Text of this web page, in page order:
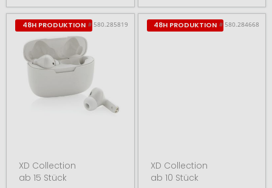
48H PRODUKTION # 580.285819
XD Collection
ab 15 Stück
48H PRODUKTION # 580.284668
XD Collection
ab 10 Stück